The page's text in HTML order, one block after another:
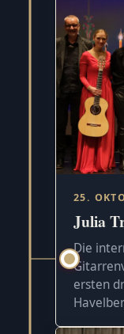
25.
Julia
Die
ersten